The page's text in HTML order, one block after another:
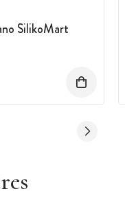
SilikoMart